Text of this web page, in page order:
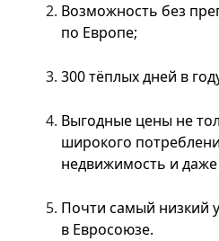
Возможность без
по Европе;
300 тёплых дней в
Выгодные цены не
широкого
недвижимость и
Почти самый низкий
в Евросоюзе.